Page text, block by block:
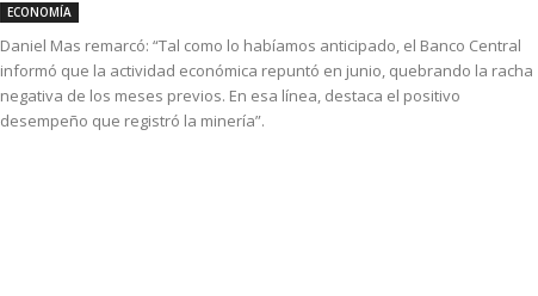
ECONOMÍA
Daniel Mas remarcó: “Tal como lo habíamos anticipado, el Banco Central
informó que la actividad económica repuntó en junio, quebrando la racha
negativa de los meses previos. En esa línea, destaca el positivo
desempeño que registró la minería”.